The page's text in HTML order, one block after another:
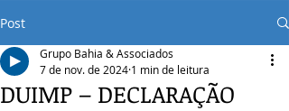
Post
DUIMP – DECLARAÇÃO
Grupo Bahia & Associados
7 de nov. de 2024 1 min de leitura